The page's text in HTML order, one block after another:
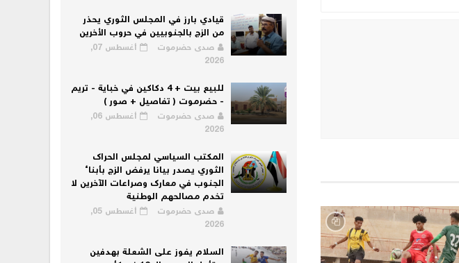
قيادي بارز في المجلس الثوري يحذر
من الزج بالجنوبيين في حروب الأخرين
صدى حضرموت
أغسطس 07,
2026
للبيع بيت + 4 دكاكين في خباية - تريم
- حضرموت ( تفاصيل + صور )
صدى حضرموت
أغسطس 06,
2026
المكتب السياسي لمجلس الحراك
الثوري يصدر بيانا يرفض الزج بأبناء
الجنوب في معارك وصراعات الآخرين لا
تخدم مصالحهم الوطنية
صدى حضرموت
أغسطس 05,
2026
السلام يفوز على الشعلة بهدفين